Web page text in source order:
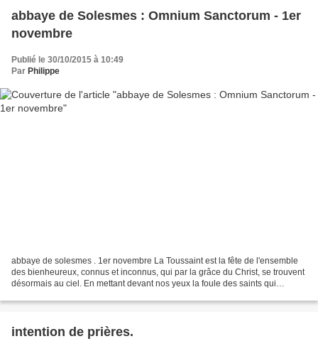
abbaye de Solesmes : Omnium Sanctorum - 1er
novembre
Publié le 30/10/2015 à 10:49
Par Philippe
abbaye de solesmes . 1er novembre La Toussaint est la fête de l'ensemble
des bienheureux, connus et inconnus, qui par la grâce du Christ, se trouvent
désormais au ciel. En mettant devant nos yeux la foule des saints qui
intention de prières.